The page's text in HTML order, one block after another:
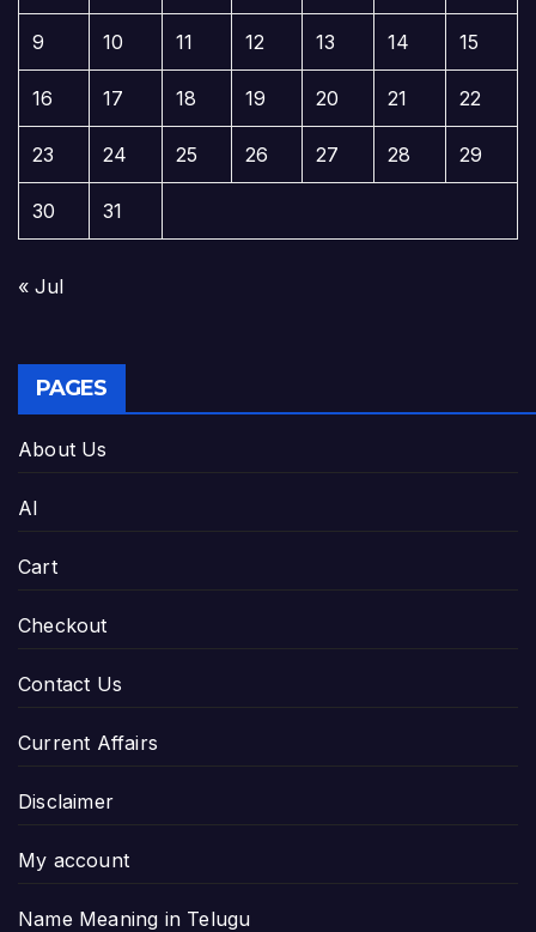
9 10 11 12 13 14 15
16 17 18 19 20 21 22
23 24 25 26 27 28 29
30 31
« Jul
PAGES
About Us
AI
Cart
Checkout
Contact Us
Current Affairs
Disclaimer
My account
Name Meaning in Telugu